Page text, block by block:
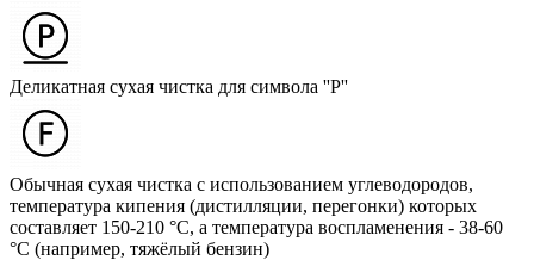
Деликатная сухая чистка для символа ''P''
Обычная сухая чистка с использованием углеводородов,
температура кипения (дистилляции, перегонки) которых
составляет 150-210 °C, а температура воспламенения - 38-60
°C (например, тяжёлый бензин)